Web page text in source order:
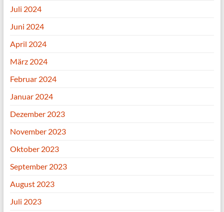
Juli 2024
Juni 2024
April 2024
März 2024
Februar 2024
Januar 2024
Dezember 2023
November 2023
Oktober 2023
September 2023
August 2023
Juli 2023